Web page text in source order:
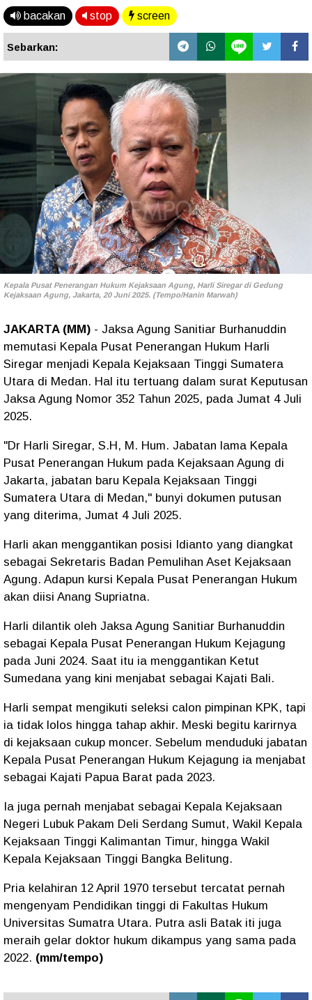
bacakan stop screen
Sebarkan:
Kepala Pusat Penerangan Hukum Kejaksaan Agung, Harli Siregar di Gedung
Kejaksaan Agung, Jakarta, 20 Juni 2025. (Tempo/Hanin Marwah)
JAKARTA (MM) - Jaksa Agung Sanitiar Burhanuddin
memutasi Kepala Pusat Penerangan Hukum Harli
Siregar menjadi Kepala Kejaksaan Tinggi Sumatera
Utara di Medan. Hal itu tertuang dalam surat Keputusan
Jaksa Agung Nomor 352 Tahun 2025, pada Jumat 4 Juli
2025.
"Dr Harli Siregar, S.H, M. Hum. Jabatan lama Kepala
Pusat Penerangan Hukum pada Kejaksaan Agung di
Jakarta, jabatan baru Kepala Kejaksaan Tinggi
Sumatera Utara di Medan," bunyi dokumen putusan
yang diterima, Jumat 4 Juli 2025.
Harli akan menggantikan posisi Idianto yang diangkat
sebagai Sekretaris Badan Pemulihan Aset Kejaksaan
Agung. Adapun kursi Kepala Pusat Penerangan Hukum
akan diisi Anang Supriatna.
Harli dilantik oleh Jaksa Agung Sanitiar Burhanuddin
sebagai Kepala Pusat Penerangan Hukum Kejagung
pada Juni 2024. Saat itu ia menggantikan Ketut
Sumedana yang kini menjabat sebagai Kajati Bali.
Harli sempat mengikuti seleksi calon pimpinan KPK, tapi
ia tidak lolos hingga tahap akhir. Meski begitu karirnya
di kejaksaan cukup moncer. Sebelum menduduki jabatan
Kepala Pusat Penerangan Hukum Kejagung ia menjabat
sebagai Kajati Papua Barat pada 2023.
Ia juga pernah menjabat sebagai Kepala Kejaksaan
Negeri Lubuk Pakam Deli Serdang Sumut, Wakil Kepala
Kejaksaan Tinggi Kalimantan Timur, hingga Wakil
Kepala Kejaksaan Tinggi Bangka Belitung.
Pria kelahiran 12 April 1970 tersebut tercatat pernah
mengenyam Pendidikan tinggi di Fakultas Hukum
Universitas Sumatra Utara. Putra asli Batak iti juga
meraih gelar doktor hukum dikampus yang sama pada
2022. (mm/tempo)